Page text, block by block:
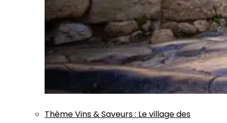
ThèmeVins & Saveurs: Le village des